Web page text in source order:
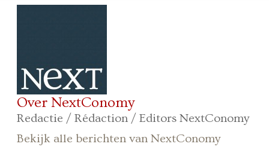
Over NextConomy
Redactie / Rédaction / Editors NextConomy
Bekijk alle berichten van NextConomy